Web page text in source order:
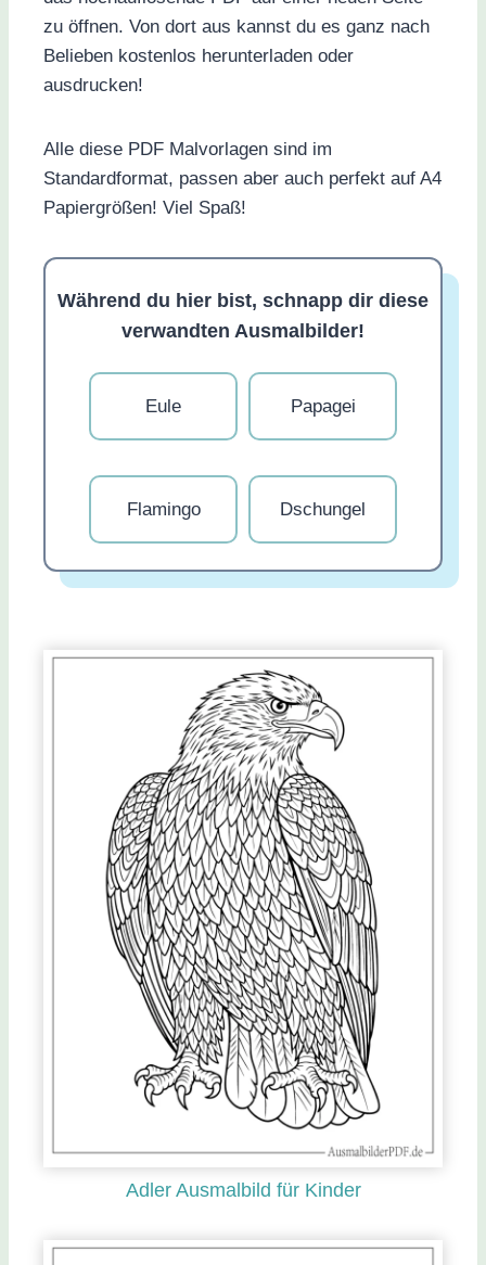
zu öffnen. Von dort aus kannst du es ganz nach
Belieben kostenlos herunterladen oder
ausdrucken!
Alle diese PDF Malvorlagen sind im
Standardformat, passen aber auch perfekt auf A4
Papiergrößen! Viel Spaß!
Während du hier bist, schnapp dir diese
verwandten Ausmalbilder!
Eule Papagei
Flamingo Dschungel
Adler Ausmalbild für Kinder